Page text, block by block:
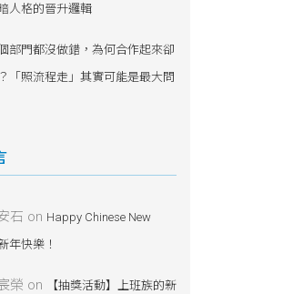
人格的晉升邏輯
部門都沒做錯，為何合作起來卻
「照流程走」其實可能是最大問
石 on Happy Chinese New
年快樂！
榮 on
【抽獎活動】上班族的新